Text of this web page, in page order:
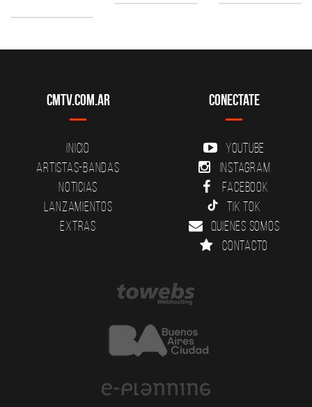
CMTV.com.ar
Inicio
Artistas-Bandas
Noticias
Lanzamientos
Extras
Conectate
YouTube
Instagram
Facebook
Tik Tok
Quienes somos
Contacto